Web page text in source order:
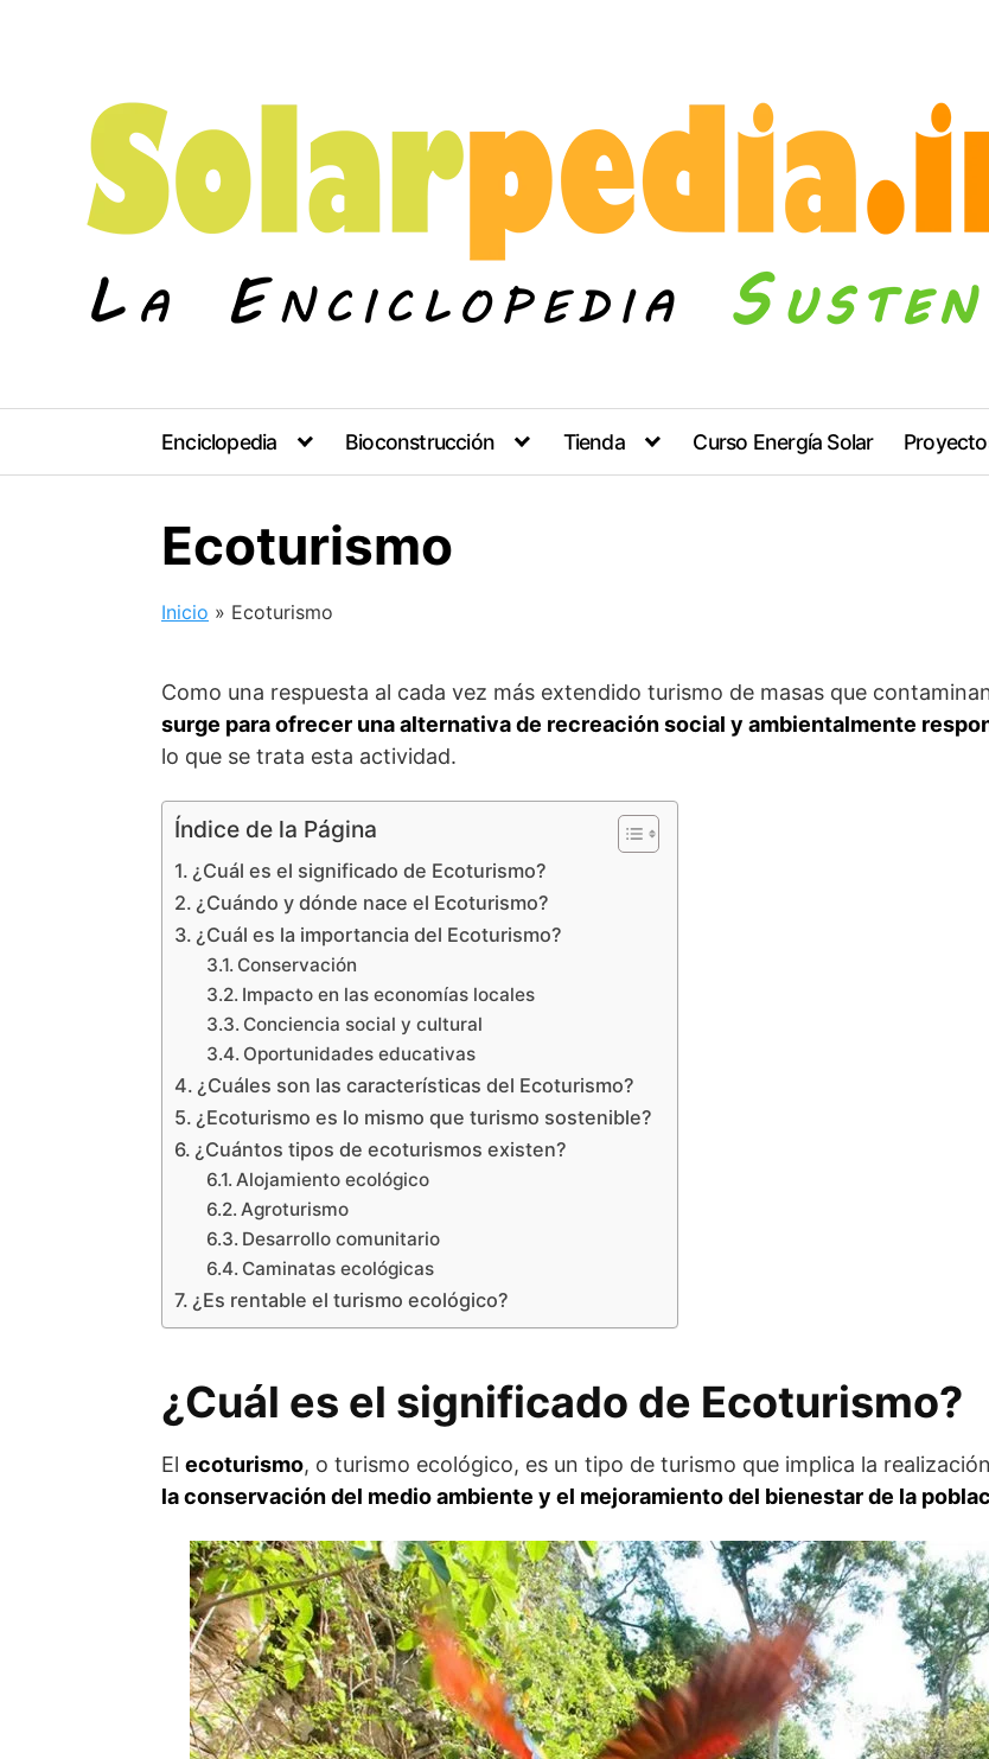
Enciclopedia Bioconstrucción Tienda Curso Energía Solar
Ecoturismo
Inicio » Ecoturismo
Como una respuesta al cada vez más extendido turismo de masas que
surge para ofrecer una alternativa de recreación social y ambientalmente
lo que se trata esta actividad.
Índice de la Página
¿Cuál es el significado de Ecoturismo?
¿Cuándo y dónde nace el Ecoturismo?
¿Cuál es la importancia del Ecoturismo?
Conservación
Impacto en las economías locales
Conciencia social y cultural
Oportunidades educativas
¿Cuáles son las características del Ecoturismo?
¿Ecoturismo es lo mismo que turismo sostenible?
¿Cuántos tipos de ecoturismos existen?
Alojamiento ecológico
Agroturismo
Desarrollo comunitario
Caminatas ecológicas
¿Es rentable el turismo ecológico?
¿Cuál es el significado de Ecoturismo?
El ecoturismo, o turismo ecológico, es un tipo de turismo que implica la
la conservación del medio ambiente y el mejoramiento del bienestar de la